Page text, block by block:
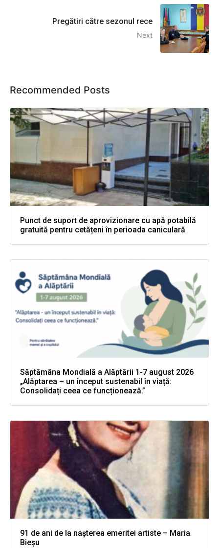
Pregătiri către sezonul rece
Next
Recommended Posts
Punct de suport de aprovizionare cu apă potabilă
gratuită pentru cetățeni în perioada caniculară
Săptămâna Mondială a Alăptării 1-7 august 2026
„Alăptarea – un început sustenabil în viață:
Consolidați ceea ce funcționează.”
91 de ani de la nașterea emeritei artiste – Maria
Bieșu